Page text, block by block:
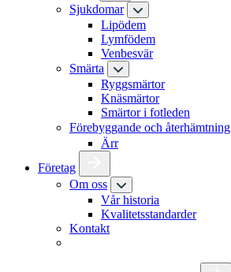
Sjukdomar
Lipödem
Lymfödem
Venbesvär
Smärta
Ryggsmärtor
Knäsmärtor
Smärtor i fotleden
Förebyggande och återhämtning
Ärr
Företag
Om oss
Vår historia
Kvalitetsstandarder
Kontakt